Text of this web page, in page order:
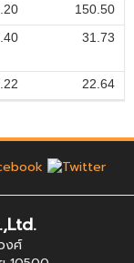
150.50
31.73
22.64
งศ์